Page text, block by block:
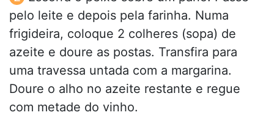
pelo leite e depois pela farinha. Numa
frigideira, coloque 2 colheres (sopa) de
azeite e doure as postas. Transfira para
uma travessa untada com a margarina.
Doure o alho no azeite restante e regue
com metade do vinho.